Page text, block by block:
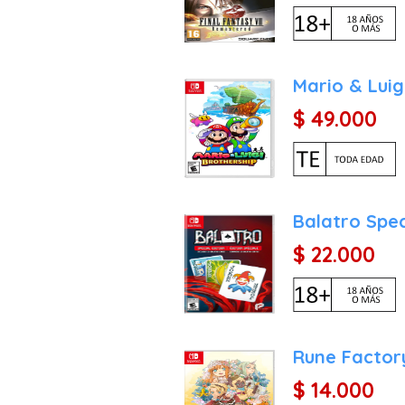
Mario &
$ 49.000
Balatro
$ 22.000
Rune
$ 14.000